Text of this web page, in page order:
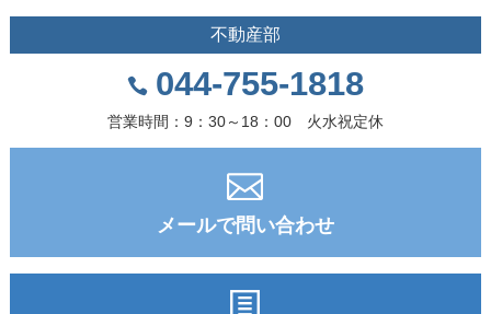
不動産部
044-755-1818
営業時間：9：30～18：00 火水祝定休
メールで問い合わせ